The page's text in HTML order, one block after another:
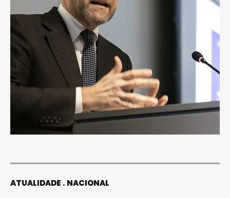
ATUALIDADE NACIONAL